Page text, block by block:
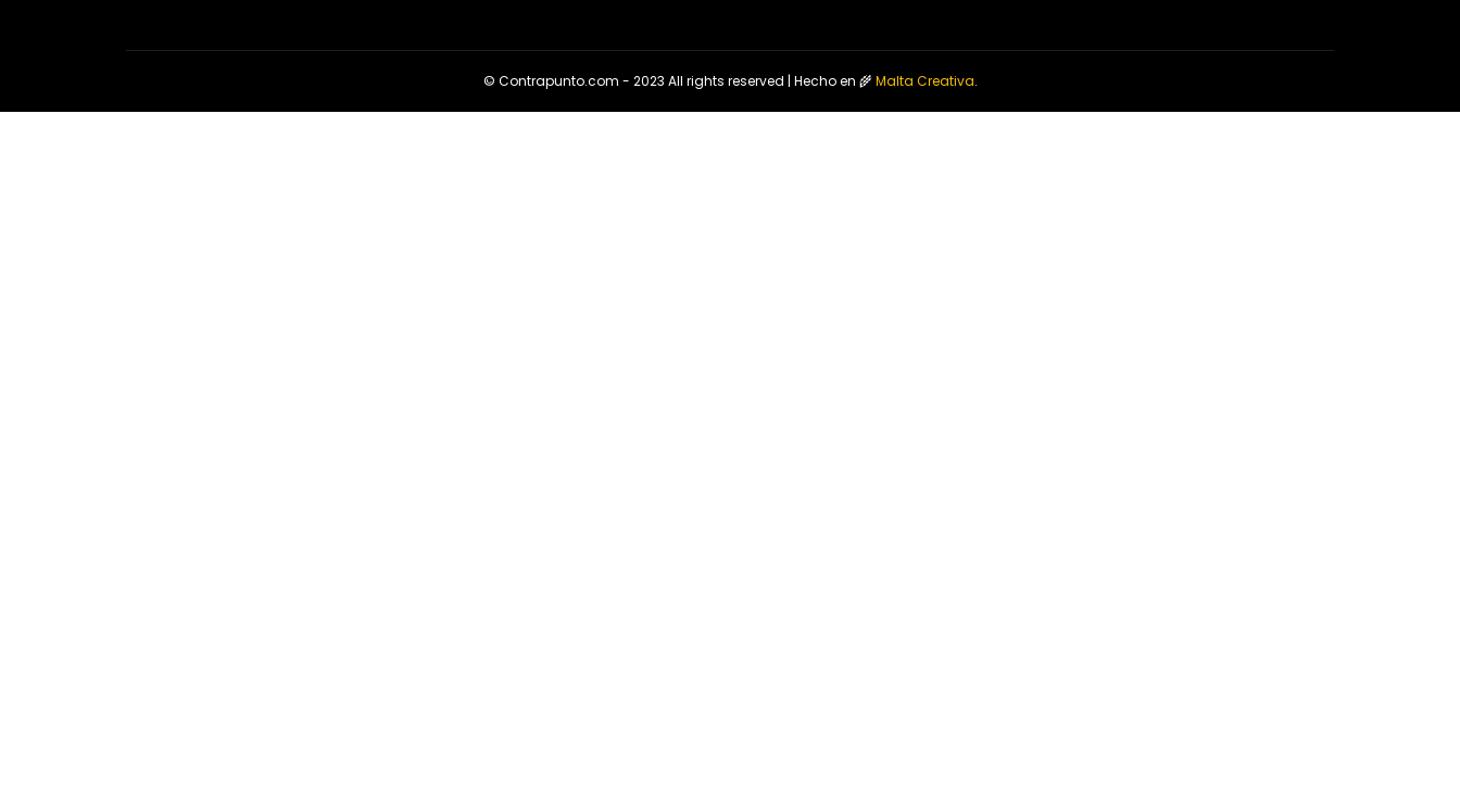
© Contrapunto.com - 2023 All rights reserved | Hecho en 🌾Malta Creativa.